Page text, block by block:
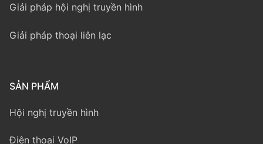
Giải pháp hội nghị truyền hình
Giải pháp thoại liên lạc
SẢN PHẨM
Hội nghị truyền hình
Điện thoại VoIP